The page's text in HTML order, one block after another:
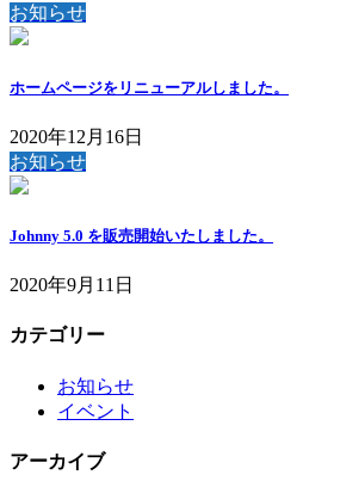
お知らせ
ホームページをリニューアルしました。
2020年12月16日
お知らせ
Johnny 5.0 を販売開始いたしました。
2020年9月11日
カテゴリー
お知らせ
イベント
アーカイブ